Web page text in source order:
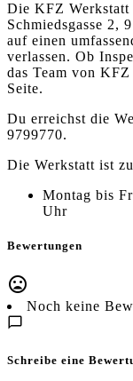
Die KFZ
Schmiedsgasse 2,
auf einen
verlassen. Ob
das Team von
Seite.
Du erreichst die
9799770.
Die Werkstatt ist
Montag bis
Uhr
Bewertungen
Noch keine
Schreibe eine